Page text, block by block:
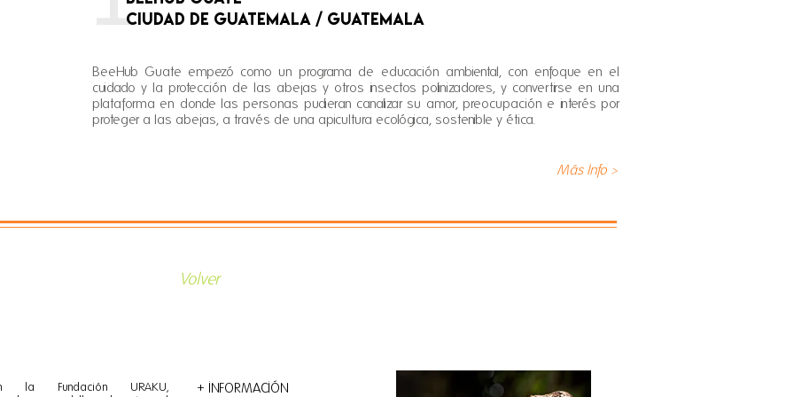
Ciudad de Guatemala / GUATEMALA
BeeHub Guate empezó como un programa de educación ambiental, con enfoque en el
cuidado y la protección de las abejas y otros insectos polinizadores, y convertirse en una
plataforma en donde las personas pudieran canalizar su amor, preocupación e interés por
proteger a las abejas, a través de una apicultura ecológica, sostenible y ética.
Más Info >
Volver
la Fundación URAKU,
+ INFORMACIÓN